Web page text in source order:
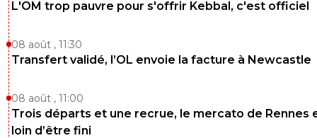
L'OM trop pauvre pour s'offrir Kebbal, c'est officiel
08 août , 11:30
Transfert validé, l’OL envoie la facture à Newcastle
08 août , 11:00
Trois départs et une recrue, le mercato de Rennes
loin d’être fini